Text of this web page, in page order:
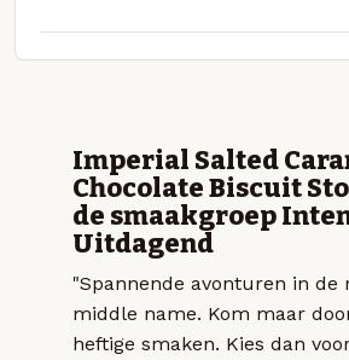
Imperial Salted
Chocolate Biscuit
de smaakgroep
Uitdagend
"Spannende avonturen in de
middle name. Kom maar
heftige smaken. Kies dan